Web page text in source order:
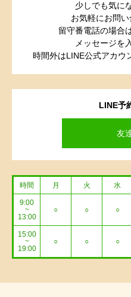
LINE予
友
少しでも気に
お気軽にお問い
留守番電話の場合
メッセージを
時間外はLINE公式アカウ
時間 月 火 水
9:00
~
13:00
○ ○ ○
15:00
~
19:00
○ ○ ○